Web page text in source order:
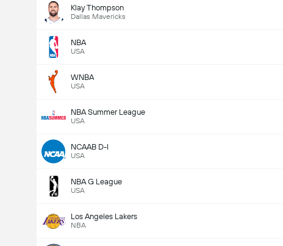
Klay Thompson
Dallas Mavericks
NBA
USA
WNBA
USA
NBA Summer League
USA
NCAAB D-I
USA
NBA G League
USA
Los Angeles Lakers
NBA